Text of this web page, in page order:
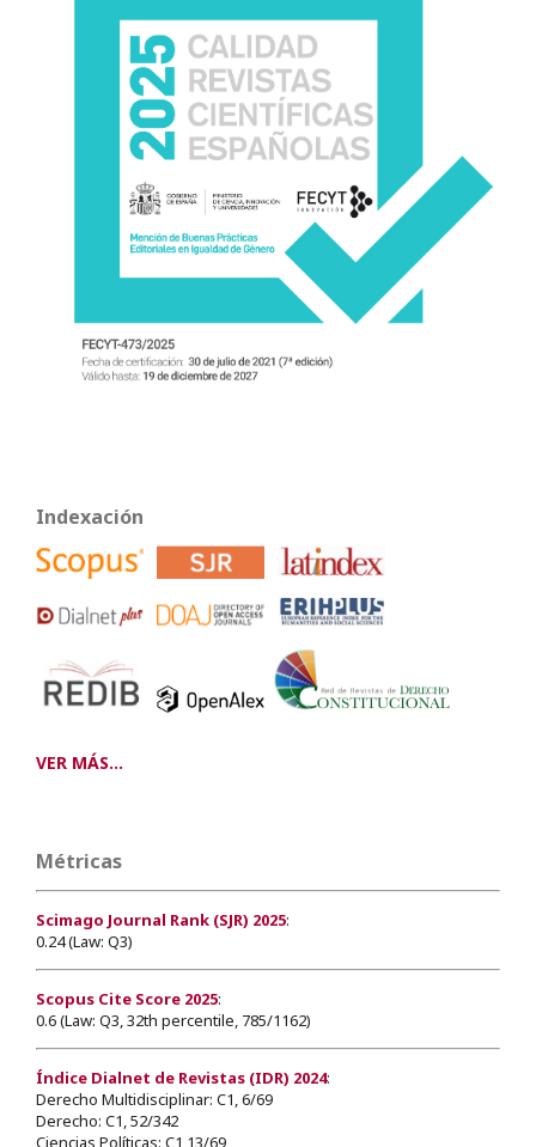
Indexación
VER MÁS...
Métricas
Scimago Journal Rank (SJR) 2025:
0.24 (Law: Q3)
Scopus Cite Score 2025:
0.6 (Law: Q3, 32th percentile, 785/1162)
Índice Dialnet de Revistas (IDR) 2024:
Derecho Multidisciplinar: C1, 6/69
Derecho: C1, 52/342
Ciencias Políticas: C1,13/69